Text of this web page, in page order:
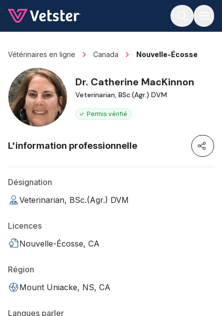
Vétérinaires en ligne Canada Nouvelle-Écosse
Dr. Catherine MacKinnon
Veterinarian, BSc.(Agr.) DVM
Permis vérifié
L'information professionnelle
Désignation
Veterinarian, BSc.(Agr.) DVM
Licences
Nouvelle-Écosse, CA
Région
Mount Uniacke, NS, CA
Langues parler